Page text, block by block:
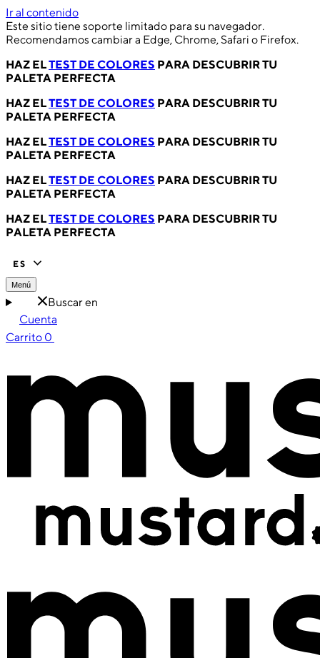
Ir al contenido
Este sitio tiene soporte limitado para su navegador.
Recomendamos cambiar a Edge, Chrome, Safari o Firefox.
HAZ ELTEST DE COLORES PARA DESCUBRIR TU
PALETA PERFECTA
HAZ ELTEST DE COLORES PARA DESCUBRIR TU
PALETA PERFECTA
HAZ ELTEST DE COLORES PARA DESCUBRIR TU
PALETA PERFECTA
HAZ ELTEST DE COLORES PARA DESCUBRIR TU
PALETA PERFECTA
HAZ ELTEST DE COLORES PARA DESCUBRIR TU
PALETA PERFECTA
ES
Menú
Buscar en
Cuenta
Carrito 0